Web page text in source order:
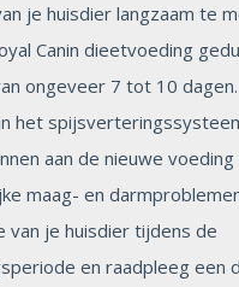
je huisdier langzaam te
Canin dieetvoeding
ongeveer 7 tot 10
het
aan de nieuwe
maag- en
van je huisdier tijdens de
en raadpleeg een